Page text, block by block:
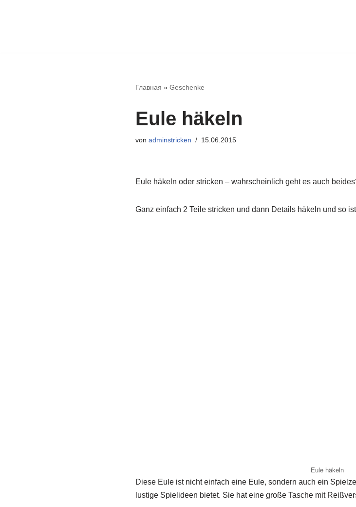
Главная » Geschenke
Eule häkeln
von adminstricken 15.06.2015
Eule häkeln oder stricken – wahrscheinlich geht es auch
Ganz einfach 2 Teile stricken und dann Details häkeln und so
Eule häkeln
Diese Eule ist nicht einfach eine Eule, sondern auch ein
lustige Spielideen bietet. Sie hat eine große Tasche mit